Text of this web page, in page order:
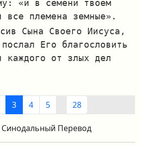
«и в семени твоем
все племена земные».
Сына Своего Иисуса,
Его благословить
каждого от злых дел
3 4 5 28
Синодальный Перевод